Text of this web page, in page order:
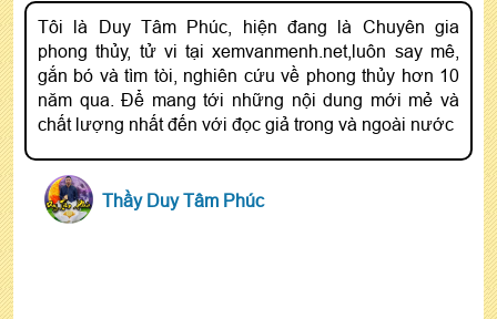
Tôi là Duy Tâm Phúc, hiện đang là Chuyên gia
phong thủy, tử vi tại xemvanmenh.net,luôn say mê,
gắn bó và tìm tòi, nghiên cứu về phong thủy hơn 10
năm qua. Để mang tới những nội dung mới mẻ và
chất lượng nhất đến với đọc giả trong và ngoài nước
Thầy Duy Tâm Phúc